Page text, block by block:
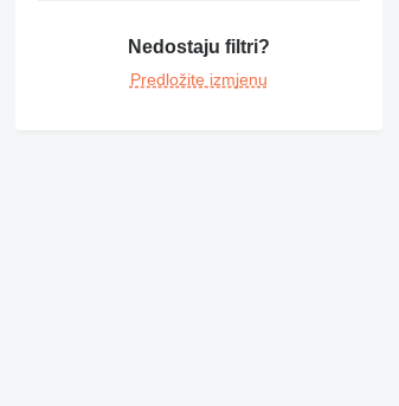
Nedostaju filtri?
Predložite izmjenu